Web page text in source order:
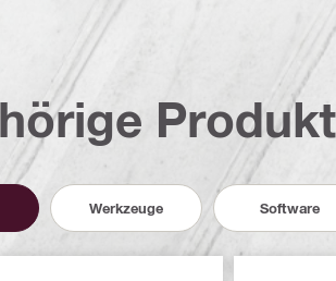
Werkzeuge Software